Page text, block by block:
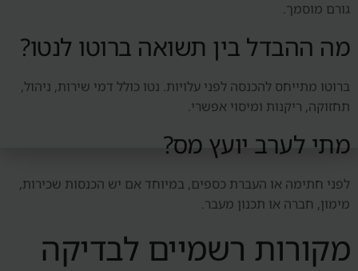
גורם מוסמך.
מה ההבדל בין תשואה ברוטו לנטו?
ברוטו מתייחס להכנסה לפני עלויות. נטו כולל דמי שירות, ניהול,
תחזוקה, ריקנות ומיסוי אפשרי.
מתי לערב יועץ מס?
לפני חתימה או העברת כספים, במיוחד אם יש הכנסות שכירות,
מימון, חברה או תכנון מעבר.
מקורות רשמיים לבדיקה